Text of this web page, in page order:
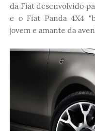
da Fiat desenvolvido
e o Fiat Panda 4X4
jovem e amante da